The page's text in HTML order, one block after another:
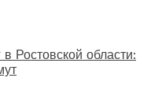
Ростовской области: